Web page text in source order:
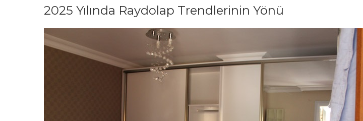
2025 Yılında Raydolap Trendlerinin Yönü